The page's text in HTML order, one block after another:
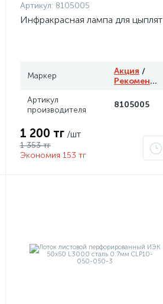
Артикул: 8105005
Инфракрасная лампа для цыплят
Маркер Акция /
Рекомендуем
Артикул
производителя
8105005
1 200 тг /шт
1 353 тг
Экономия 153 тг